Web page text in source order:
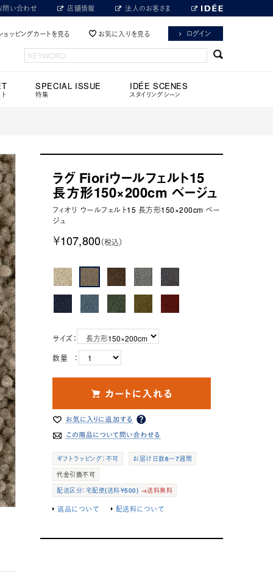
問い合わせ 店舗情報 法人のお客さま
ョッピングカートを見る お気に入りを見る ログイン
SPECIAL ISSUE
特集
IDÉE SCENES
スタイリングシーン
ラグ Fioriウールフェルト15
長方形150×200cm ベージュ
フィオリ ウールフェルト15 長方形150×200cm ベー
ジュ
￥107,800（税込）
サイズ：
数量 ：
ギフトラッピング：不可
お届け日数6～7週間
代金引換不可
配送区分：宅配便(送料￥500) →送料無料
返品について 配送料について